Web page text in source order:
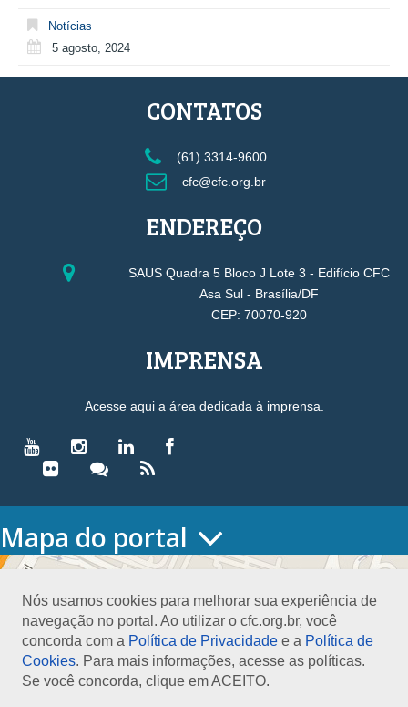
Notícias
5 agosto, 2024
Nós usamos cookies para melhorar sua experiência de
navegação no portal. Ao utilizar o cfc.org.br, você
concorda com a Política de Privacidade e a Política de
Cookies. Para mais informações, acesse as políticas.
Se você concorda, clique em ACEITO.
CONTATOS
(61) 3314-9600
cfc@cfc.org.br
ENDEREÇO
SAUS Quadra 5 Bloco J Lote 3 - Edifício CFC
Asa Sul - Brasília/DF
CEP: 70070-920
IMPRENSA
Acesse aqui a área dedicada à imprensa.
Mapa do portal
HOME
Conselho Diretor
Nossa Sede
Planejamento
Organograma
Medalha João Lyra